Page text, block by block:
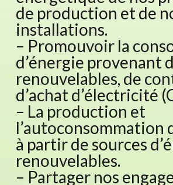
de production et de
installations.
– Promouvoir la
d’énergie provenant
renouvelables, de
d’achat d’électricité
– La production et
l’autoconsommation
à partir de sources
renouvelables.
– Partager nos